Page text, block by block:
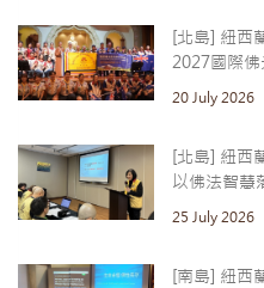
[北島] 紐西
2027國際
20 July 2026
[北島] 紐西
以佛法智慧
25 July 2026
[南島] 紐西